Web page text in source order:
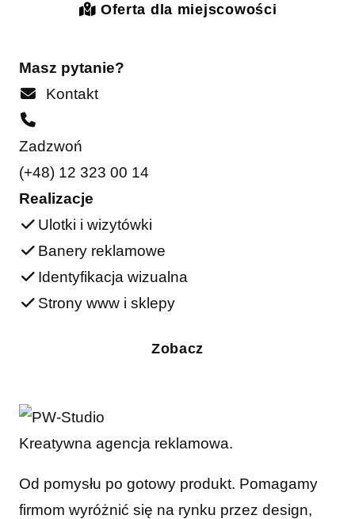
Oferta dla miejscowości
Masz pytanie?
Kontakt
Zadzwoń
(+48) 12 323 00 14
Realizacje
Ulotki i wizytówki
Banery reklamowe
Identyfikacja wizualna
Strony www i sklepy
Zobacz
Kreatywna agencja reklamowa.
Od pomysłu po gotowy produkt. Pomagamy
firmom wyróżnić się na rynku przez design,